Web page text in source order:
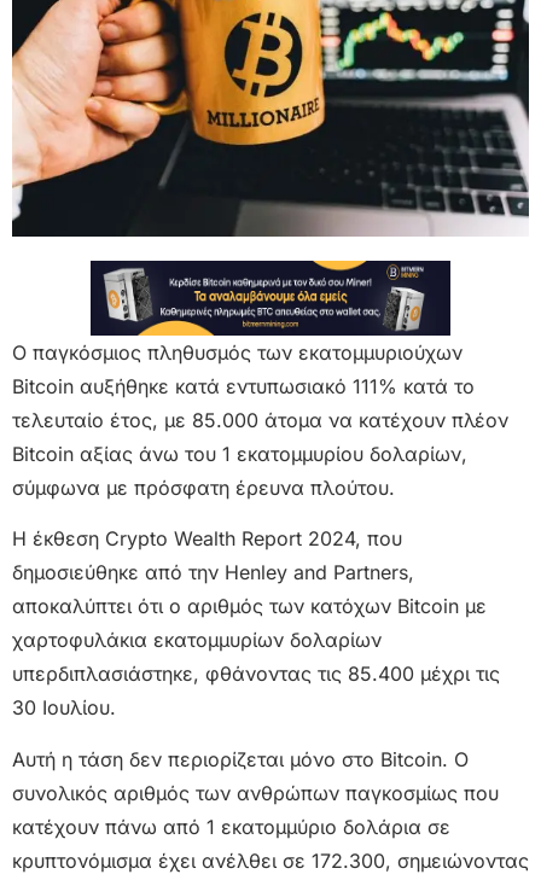
Ο παγκόσμιος πληθυσμός των εκατομμυριούχων
Bitcoin αυξήθηκε κατά εντυπωσιακό 111% κατά το
τελευταίο έτος, με 85.000 άτομα να κατέχουν πλέον
Bitcoin αξίας άνω του 1 εκατομμυρίου δολαρίων,
σύμφωνα με πρόσφατη έρευνα πλούτου.
Η έκθεση Crypto Wealth Report 2024, που
δημοσιεύθηκε από την Henley and Partners,
αποκαλύπτει ότι ο αριθμός των κατόχων Bitcoin με
χαρτοφυλάκια εκατομμυρίων δολαρίων
υπερδιπλασιάστηκε, φθάνοντας τις 85.400 μέχρι τις
30 Ιουλίου.
Αυτή η τάση δεν περιορίζεται μόνο στο Bitcoin. Ο
συνολικός αριθμός των ανθρώπων παγκοσμίως που
κατέχουν πάνω από 1 εκατομμύριο δολάρια σε
κρυπτονόμισμα έχει ανέλθει σε 172.300, σημειώνοντας